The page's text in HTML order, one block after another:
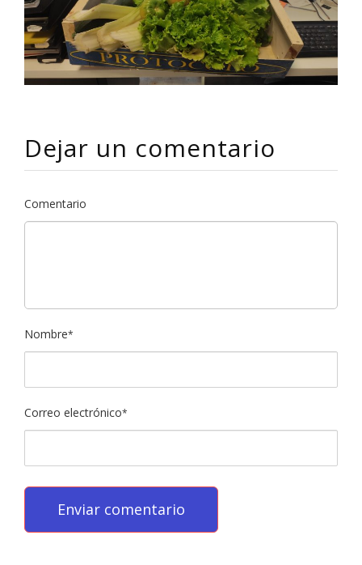
Dejar un comentario
Comentario
Nombre*
Correo electrónico*